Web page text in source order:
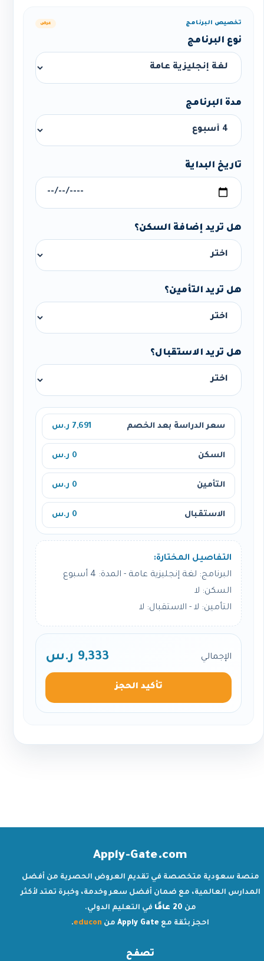
تخصيص البرنامج عرض
نوع البرنامج
مدة البرنامج
تاريخ البداية
هل تريد إضافة السكن؟
هل تريد التأمين؟
هل تريد الاستقبال؟
سعر الدراسة بعد الخصم 7,691 ر.س
السكن 0 ر.س
التأمين 0 ر.س
الاستقبال 0 ر.س
التفاصيل المختارة:
البرنامج: لغة إنجليزية عامة - المدة: 4 أسبوع
السكن: لا
التأمين: لا - الاستقبال: لا
الإجمالي 9,333 ر.س
تأكيد الحجز
Apply-Gate.com
منصة سعودية متخصصة في تقديم العروض الحصرية من أفضل
المدارس العالمية، مع ضمان أفضل سعر وخدمة، وخبرة تمتد لأكثر
من 20 عامًا
في التعليم الدولي.
احجز بثقة مع Apply Gate من educon
.
تصفح